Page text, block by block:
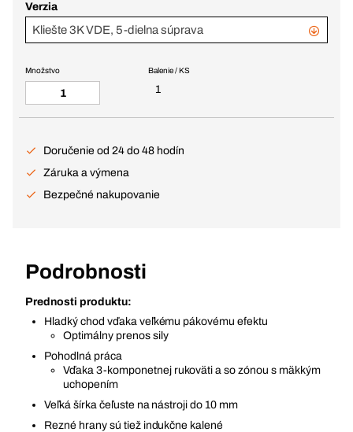
Verzia
Kliešte 3K VDE, 5-dielna súprava
Balenie / KS
1
Množstvo
Doručenie od 24 do 48 hodín
Záruka a výmena
Bezpečné nakupovanie
Podrobnosti
Prednosti produktu:
Hladký chod vďaka veľkému pákovému efektu
Optimálny prenos sily
Pohodlná práca
Vďaka 3-komponetnej rukoväti a so zónou s mäkkým
uchopením
Veľká šírka čeľuste na nástroji do 10 mm
Rezné hrany sú tiež indukčne kalené